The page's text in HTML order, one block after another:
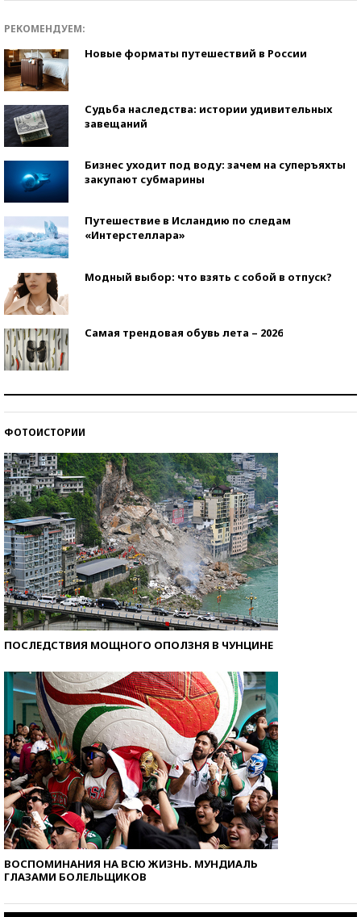
РЕКОМЕНДУЕМ:
Новые форматы путешествий в России
Судьба наследства: истории удивительных
завещаний
Бизнес уходит под воду: зачем на суперъяхты
закупают субмарины
Путешествие в Исландию по следам
«Интерстеллара»
Модный выбор: что взять с собой в отпуск?
Самая трендовая обувь лета – 2026
ФОТОИСТОРИИ
ПОСЛЕДСТВИЯ МОЩНОГО ОПОЛЗНЯ В ЧУНЦИНЕ
ВОСПОМИНАНИЯ НА ВСЮ ЖИЗНЬ. МУНДИАЛЬ
ГЛАЗАМИ БОЛЕЛЬЩИКОВ